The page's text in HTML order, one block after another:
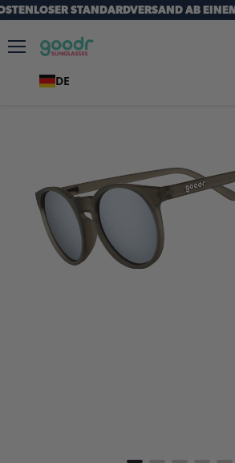
STANDARDVERSAND AB
Menü
DE